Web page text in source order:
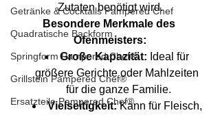
Getränke & Cocktails Pampered Chef
Quadratische Backform
Springform Pampered Chef®
Grillstein Pampered Chef®
Ersatzteile Pampered Chef®
Zutaten benötigt wird.
Besondere Merkmale des
Ofenmeisters:
Große Kapazität: Ideal für
größere Gerichte oder Mahlzeiten
für die ganze Familie.
Vielseitigkeit: Kann für Fleisch,